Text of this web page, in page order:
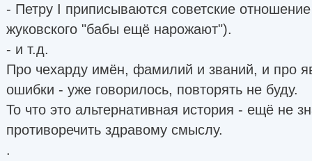
- Петру I приписываются советские
жуковского "бабы ещё нарожают").
- и т.д.
Про чехарду имён, фамилий и званий, и про
ошибки - уже говорилось, повторять не буду.
То что это альтернативная история - ещё не
противоречить здравому смыслу.
.